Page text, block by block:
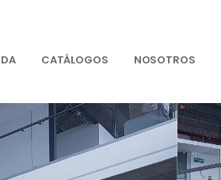
CATÁLOGOS NOSOTROS